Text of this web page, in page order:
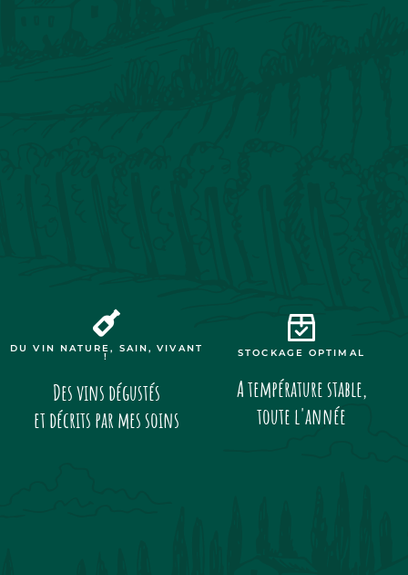
DU VIN NATURE, SAIN, VIVANT
!
Des vins dégustés
et décrits par mes soins
STOCKAGE OPTIMAL
A température stable,
toute l'année